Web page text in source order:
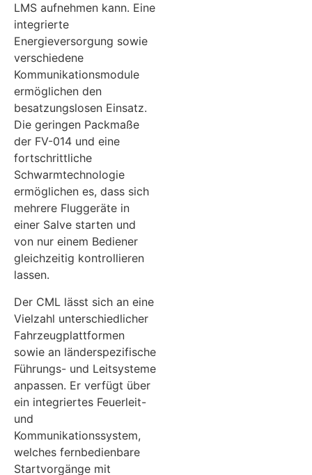
LMS aufnehmen kann. Eine
integrierte
Energieversorgung sowie
verschiedene
Kommunikationsmodule
ermöglichen den
besatzungslosen Einsatz.
Die geringen Packmaße
der FV-014 und eine
fortschrittliche
Schwarmtechnologie
ermöglichen es, dass sich
mehrere Fluggeräte in
einer Salve starten und
von nur einem Bediener
gleichzeitig kontrollieren
lassen.
Der CML lässt sich an eine
Vielzahl unterschiedlicher
Fahrzeugplattformen
sowie an länderspezifische
Führungs- und Leitsysteme
anpassen. Er verfügt über
ein integriertes Feuerleit-
und
Kommunikationssystem,
welches fernbedienbare
Startvorgänge mit